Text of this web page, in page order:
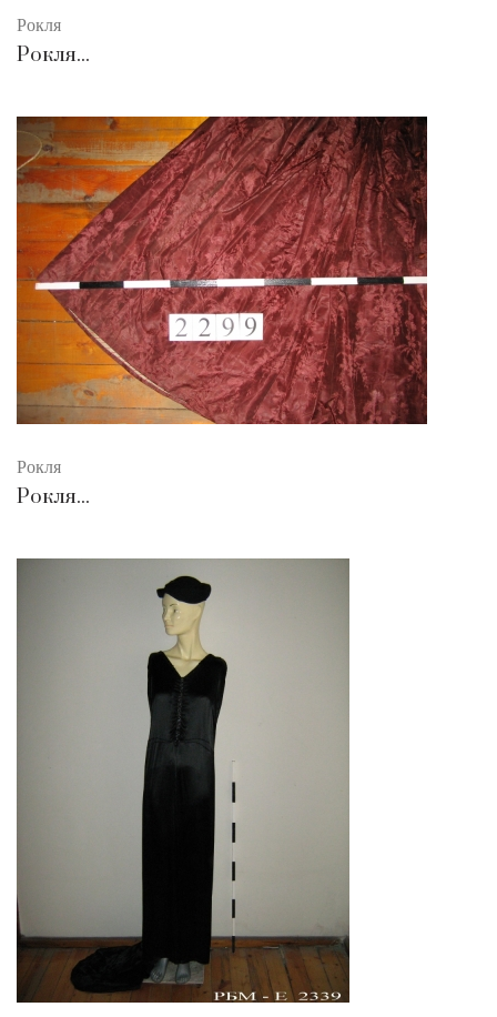
Рокля
Рокля...
Рокля
Рокля...